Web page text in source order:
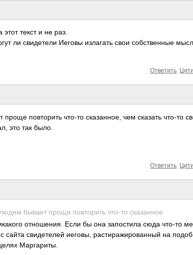
текст и не раз.
ли свидетели Иеговы излагать свои собственные
Ответить
повторить что-то сказанное, чем сказать что-то
это так было.
Ответить
бывает проще повторить что-то сказанное
отношения. Если бы она запостила сюда что-то
сайта свидетелей иеговы, растиражированны­й на
Маргариты.